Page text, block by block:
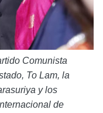
Comunista
To Lam, la
y los
de